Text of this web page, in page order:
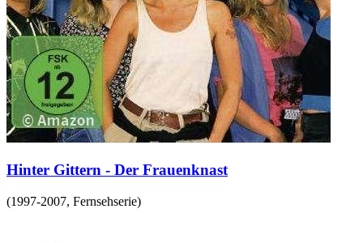
Hinter Gittern - Der Frauenknast
(1997-2007, Fernsehserie)